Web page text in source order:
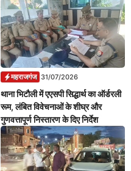
महराजगंज 31/07/2026
थाना भिटौली में एएसपी सिद्धार्थ का ऑर्डरली
रूम, लंबित विवेचनाओं के शीघ्र और
गुणवत्तापूर्ण निस्तारण के दिए निर्देश